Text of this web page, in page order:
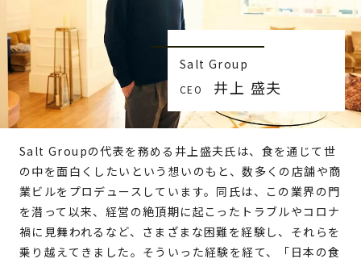
Salt Group
CEO 井上 盛夫
Salt Groupの代表を務める井上盛夫氏は、食を通じて世
の中を面白くしたいという想いのもと、数多くの店舗や商
業ビルをプロデュースしています。同氏は、この業界の門
を潜って以来、経営の絶頂期に起こったトラブルやコロナ
禍に見舞われるなど、さまざまな困難を経験し、それらを
乗り越えてきました。そういった経験を経て、「日本の食